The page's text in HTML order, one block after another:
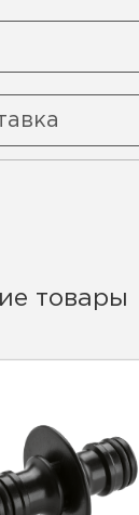
товары